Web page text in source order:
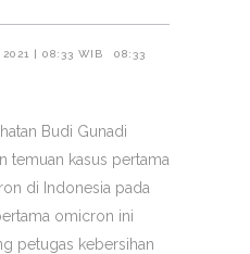
2021 | 08:33 WIB 08:33
Budi Gunadi
temuan kasus pertama
di Indonesia pada
omicron ini
petugas kebersihan